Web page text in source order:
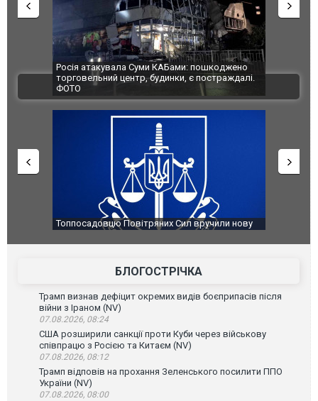
Українські надзвичайники врятували козуленя
під час ліквідації масштабної лісової пожежі у
Франції
СБУ за
Болгарії
ВІДЕО
Сили оборони уразили Ярославський НПЗ:
атаку. ВІДЕО
Неймар
БЛОГОСТРІЧКА
Трамп визнав дефіцит окремих видів боєприпасів після
війни з Іраном (NV)
07.08.2026, 08:24
США розширили санкції проти Куби через військову
співпрацю з Росією та Китаєм (NV)
07.08.2026, 08:12
Трамп відповів на прохання Зеленського посилити ППО
України (NV)
07.08.2026, 08:00